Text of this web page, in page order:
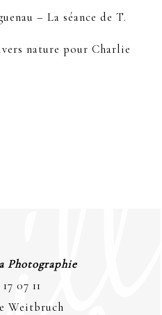
– La séance de T.
nature pour Charlie
Photographie
07 11
Weitbruch